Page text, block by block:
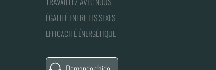
ÉGALITÉ ENTRE LES SEXES
EFFICACITÉ ÉNERGÉTIQUE